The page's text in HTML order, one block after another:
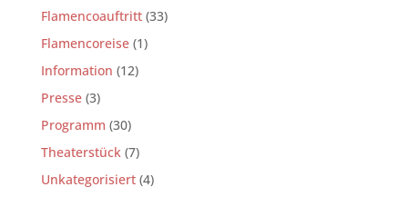
Flamencoauftritt(33)
Flamencoreise(1)
Information (12)
Presse(3)
Programm (30)
Theaterstück(7)
Unkategorisiert(4)